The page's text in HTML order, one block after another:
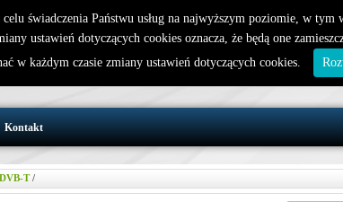
86 72 W koszyku jest 0 produktów(y)
Kontakt
T/
świadczenia Państwu usług na najwyższym poziomie, w tym
ustawień dotyczących cookies oznacza, że będą one
w każdym czasie zmiany ustawień dotyczących cookies.